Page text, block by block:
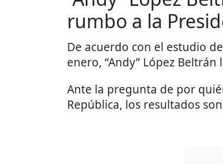
rumbo a la
De acuerdo con el estudio
enero, “Andy” López
Ante la pregunta de por
República, los resultados